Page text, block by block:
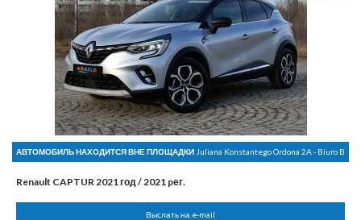
АВТОМОБИЛЬ НАХОДИТСЯ ВНЕ ПЛОЩАДКИJuliana Konstantego Ordona 2A - Biuro B
Renault CAPTUR 2021 год / 2021 pег.
Выслать на e-mail